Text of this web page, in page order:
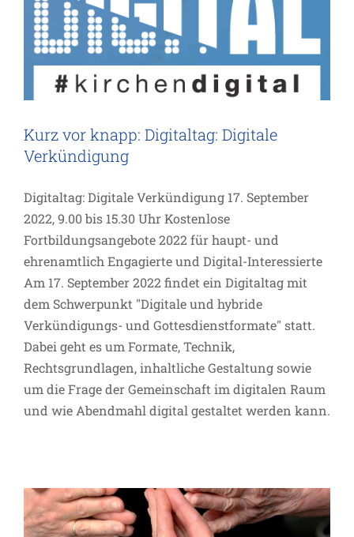
Kurz vor knapp: Digitaltag: Digitale
Verkündigung
Digitaltag: Digitale Verkündigung 17. September
2022, 9.00 bis 15.30 Uhr Kostenlose
Fortbildungsangebote 2022 für haupt- und
ehrenamtlich Engagierte und Digital-Interessierte
Am 17. September 2022 findet ein Digitaltag mit
dem Schwerpunkt "Digitale und hybride
Verkündigungs- und Gottesdienstformate" statt.
Dabei geht es um Formate, Technik,
Rechtsgrundlagen, inhaltliche Gestaltung sowie
um die Frage der Gemeinschaft im digitalen Raum
und wie Abendmahl digital gestaltet werden kann.